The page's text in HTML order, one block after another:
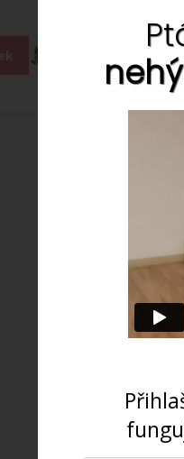
Katerina Dolenská